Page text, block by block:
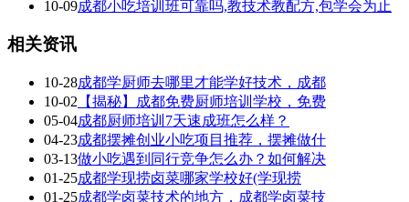
10-09成都小吃培训班可靠吗,教技术教配方,包学会为止
相关资讯
10-28成都学厨师去哪里才能学好技术，成都
10-02 【揭秘】成都免费厨师培训学校，免费
05-04成都厨师培训7天速成班怎么样？
04-23成都摆摊创业小吃项目推荐，摆摊做什
03-13做小吃遇到同行竞争怎么办？如何解决
01-25成都学现捞卤菜哪家学校好(学现捞
01-25成都学卤菜技术的地方，成都学卤菜技